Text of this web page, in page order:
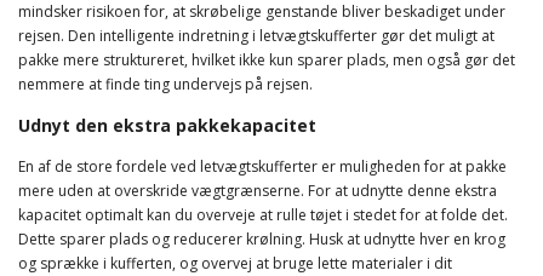
mindsker risikoen for, at skrøbelige genstande bliver beskadiget under
rejsen. Den intelligente indretning i letvægtskufferter gør det muligt at
pakke mere struktureret, hvilket ikke kun sparer plads, men også gør det
nemmere at finde ting undervejs på rejsen.
Udnyt den ekstra pakkekapacitet
En af de store fordele ved letvægtskufferter er muligheden for at pakke
mere uden at overskride vægtgrænserne. For at udnytte denne ekstra
kapacitet optimalt kan du overveje at rulle tøjet i stedet for at folde det.
Dette sparer plads og reducerer krølning. Husk at udnytte hver en krog
og sprække i kufferten, og overvej at bruge lette materialer i dit